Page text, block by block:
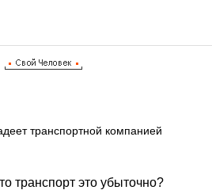
транспортной компанией
транспорт это убыточно?